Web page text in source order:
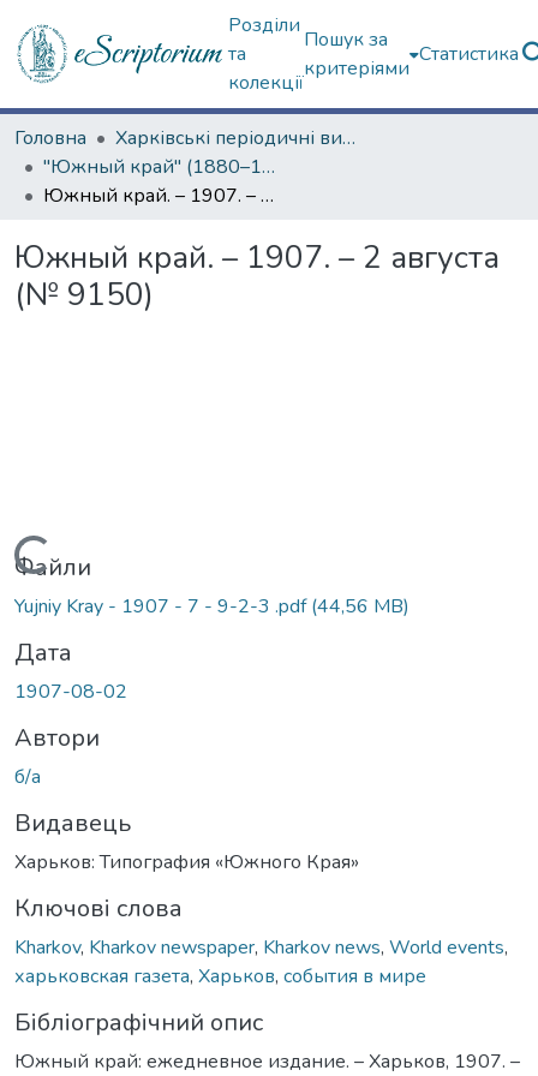
Розділи
та
колекції
Пошук за
критеріями
Статистика
Головна
Харківські періодичні видання
"Южный край" (1880–1919 гг.)
Южный край. – 1907. – 2 августа (№ 9150)
Южный край. – 1907. – 2 августа
(№ 9150)
Вантажиться...
Файли
Yujniy Kray - 1907 - 7 - 9-2-3 .pdf(44,56 MB)
Дата
1907-08-02
Автори
б/а
Видавець
Харьков: Типография «Южного Края»
Ключові слова
Kharkov, Kharkov newspaper, Kharkov news, World events,
харьковская газета, Харьков, события в мире
Бібліографічний опис
Южный край: ежедневное издание. – Харьков, 1907. –